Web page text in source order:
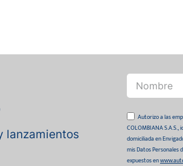
lanzamientos
Autorizo a las
COLOMBIANA S.A.S.,
domiciliada en
mis Datos Personales
expuestos en